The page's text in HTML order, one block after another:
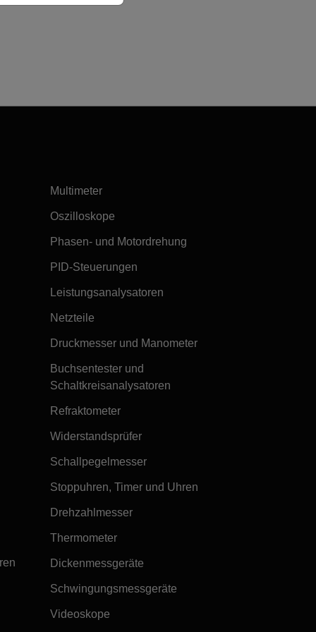
Multimeter
Oszilloskope
Phasen- und Motordrehung
PID-Steuerungen
Leistungsanalysatoren
Netzteile
Druckmesser und Manometer
Buchsentester und
Schaltkreisanalysatoren
Refraktometer
Widerstandsprüfer
Schallpegelmesser
Stoppuhren, Timer und Uhren
Drehzahlmesser
Thermometer
Dickenmessgeräte
Schwingungsmessgeräte
Videoskope